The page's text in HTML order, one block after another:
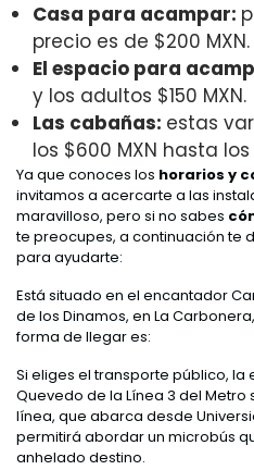
Casa para acampar:
precio es de $200 MXN.
El espacio para
y los adultos $150 MXN.
Las cabañas: estas
los $600 MXN hasta
Ya que conoces los horarios y
invitamos a acercarte a las
maravilloso, pero si no sabes
te preocupes, a continuación te
para ayudarte:
Está situado en el encantador
de los Dinamos, en La
forma de llegar es:
Si eliges el transporte público, la
Quevedo de la Línea 3 del
línea, que abarca desde
permitirá abordar un microbús
anhelado destino.